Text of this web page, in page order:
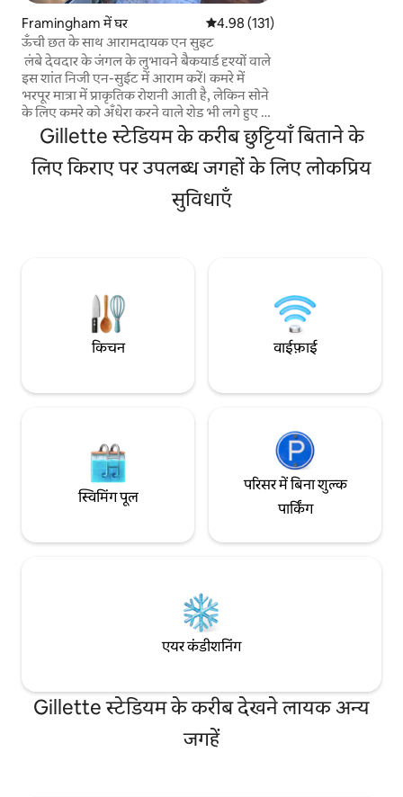
Framingham में घर औसत रेटिंग 5 में से 4.98, 131 समीक्षाएँ
4.98 (131)
ऊँची छत के साथ आरामदायक एन सुइट
￼ लंबे देवदार के जंगल के लुभावने बैकयार्ड दृश्यों वाले
इस शांत निजी एन-सुईट में आराम करें। कमरे में
भरपूर मात्रा में प्राकृतिक रोशनी आती है, लेकिन सोने
के लिए कमरे को अँधेरा करने वाले शेड भी लगे हुए हैं।
फ़ायरप्लेस के सामने आराम से रात बिताएँ और
ग्रेनाइट के किचन में मौजूद सारी चीज़ों का मज़ा लें।
बढ़िया लोकेशन, मास पाइक से सिर्फ़ कुछ मिनट की
दूरी पर। बॉस्टन से 25 मिनट, जिलेट स्टेडियम से 40
मिनट की दूरी पर। नैटिक मॉल में शॉपिंग, AMC
मूवीज़, ढेरों अलग-अलग तरह के डाइनिंग और किराने
Gillette स्टेडियम के करीब छुट्टियाँ बिताने के
लिए किराए पर उपलब्ध जगहों के लिए लोकप्रिय
सुविधाएँ
किचन वाईफ़ाई
स्विमिंग पूल
परिसर में बिना शुल्क
पार्किंग
एयर कंडीशनिंग
Gillette स्टेडियम के करीब देखने लायक अन्य
जगहें